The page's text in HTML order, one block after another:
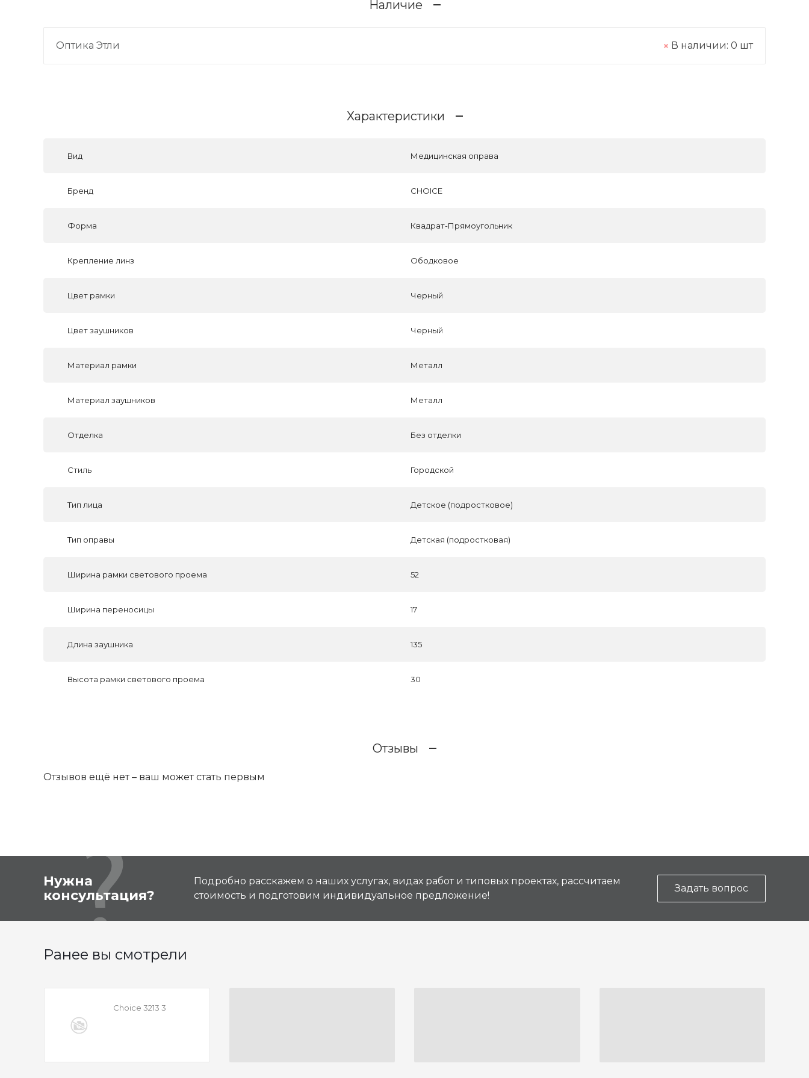
Наличие
Оптика Этли В наличии: 0 шт
Характеристики
Вид Медицинская оправа
Бренд CHOICE
Форма Квадрат-Прямоугольник
Крепление линз Ободковое
Цвет рамки Черный
Цвет заушников Черный
Материал рамки Металл
Материал заушников Металл
Отделка Без отделки
Стиль Городской
Тип лица Детское (подростковое)
Тип оправы Детская (подростковая)
Ширина рамки светового проема 52
Ширина переносицы 17
Длина заушника 135
Высота рамки светового проема 30
Отзывы
Отзывов ещё нет – ваш может стать первым
Нужна
консультация?
Подробно расскажем о наших услугах, видах работ и типовых проектах, рассчитаем
стоимость и подготовим индивидуальное предложение!
Задать вопрос
Ранее вы смотрели
Choice 3213 3